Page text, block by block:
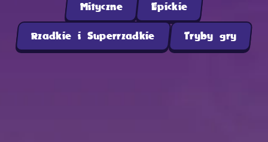
Mityczne Epickie
Rzadkie i Superrzadkie Tryby gry